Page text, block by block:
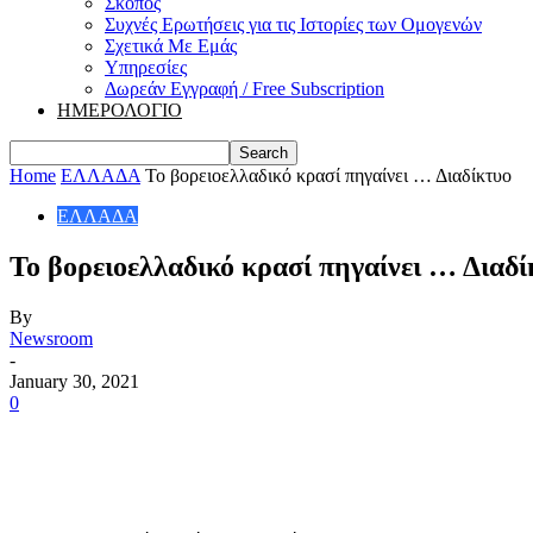
Συχνές Ερωτήσεις για τις Ιστορίες των Ομογενών
Σχετικά Με Εμάς
Υπηρεσίες
Δωρεάν Εγγραφή / Free Subscription
ΗΜΕΡΟΛΟΓΙΟ
Home ΕΛΛΑΔΑ Το βορειοελλαδικό κρασί πηγαίνει … Διαδίκτυο
ΕΛΛΑΔΑ
Το βορειοελλαδικό κρασί πηγαίνει …
By
Newsroom
-
January 30, 2021
0